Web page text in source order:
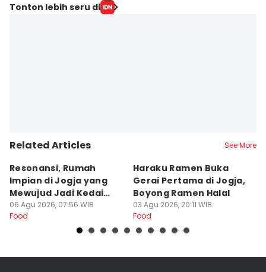
Tonton lebih seru di
Related Articles See More
Resonansi, Rumah
Impian di Jogja yang
Mewujud Jadi Kedai
Ramen dan Burger
06 Agu 2026, 07:56 WIB
Food
Haraku Ramen Buka
Gerai Pertama di Jogja,
Boyong Ramen Halal
03 Agu 2026, 20:11 WIB
Food